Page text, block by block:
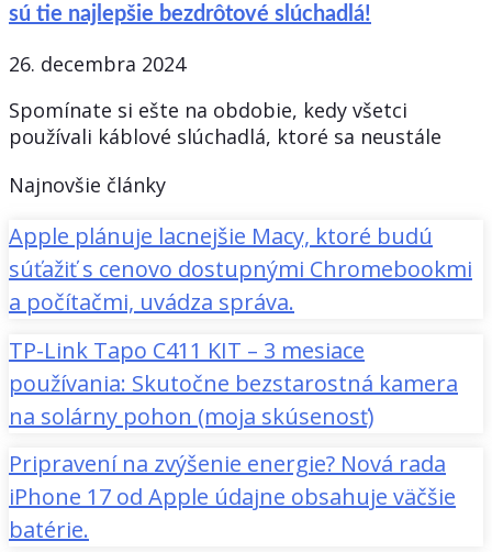
sú tie najlepšie bezdrôtové slúchadlá!
26. decembra 2024
Spomínate si ešte na obdobie, kedy všetci
používali káblové slúchadlá, ktoré sa neustále
Najnovšie články
Apple plánuje lacnejšie Macy, ktoré budú
súťažiť s cenovo dostupnými Chromebookmi
a počítačmi, uvádza správa.
TP-Link Tapo C411 KIT – 3 mesiace
používania: Skutočne bezstarostná kamera
na solárny pohon (moja skúsenosť)
Pripravení na zvýšenie energie? Nová rada
iPhone 17 od Apple údajne obsahuje väčšie
batérie.